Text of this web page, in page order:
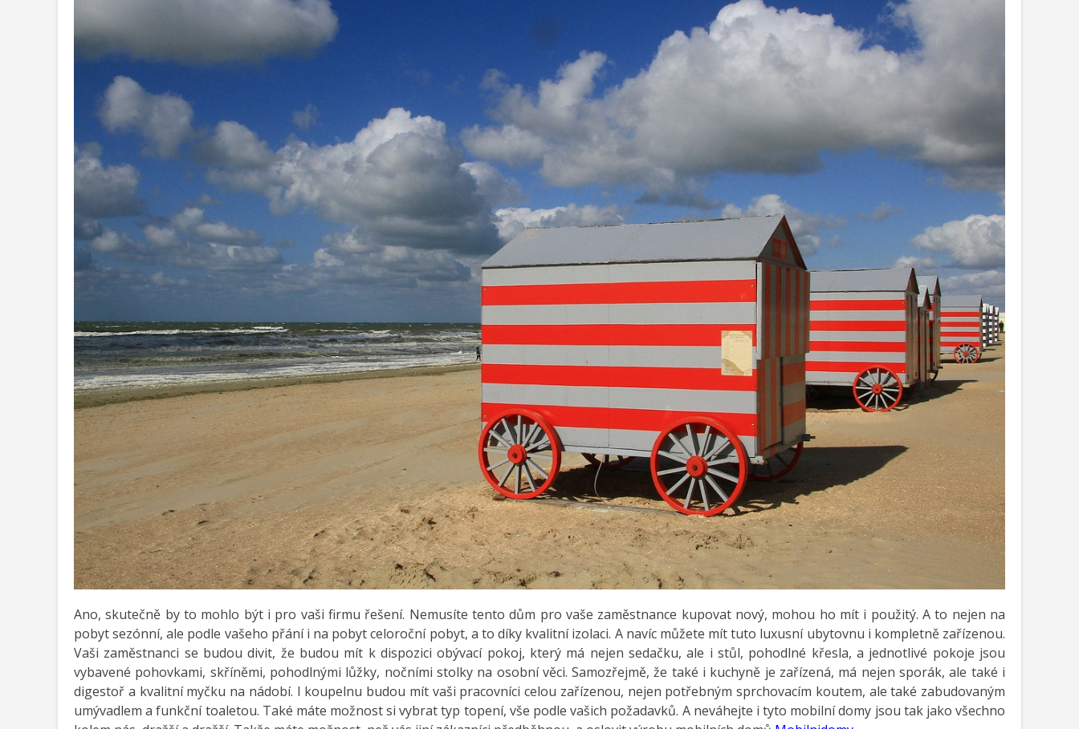
Ano, skutečně by to mohlo být i pro vaši firmu řešení. Nemusíte tento dům pro vaše zaměstnance kupovat nový, mohou ho mít i použitý. A to nejen na
pobyt sezónní, ale podle vašeho přání i na pobyt celoroční pobyt, a to díky kvalitní izolaci. A navíc můžete mít tuto luxusní ubytovnu i kompletně zařízenou.
Vaši zaměstnanci se budou divit, že budou mít k dispozici obývací pokoj, který má nejen sedačku, ale i stůl, pohodlné křesla, a jednotlivé pokoje jsou
vybavené pohovkami, skříněmi, pohodlnými lůžky, nočními stolky na osobní věci. Samozřejmě, že také i kuchyně je zařízená, má nejen sporák, ale také i
digestoř a kvalitní myčku na nádobí. I koupelnu budou mít vaši pracovníci celou zařízenou, nejen potřebným sprchovacím koutem, ale také zabudovaným
umývadlem a funkční toaletou. Také máte možnost si vybrat typ topení, vše podle vašich požadavků. A neváhejte i tyto mobilní domy jsou tak jako všechno